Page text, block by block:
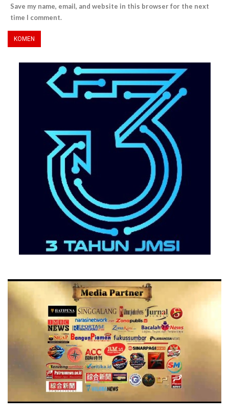
Save my name, email, and website in this browser for the next
time I comment.